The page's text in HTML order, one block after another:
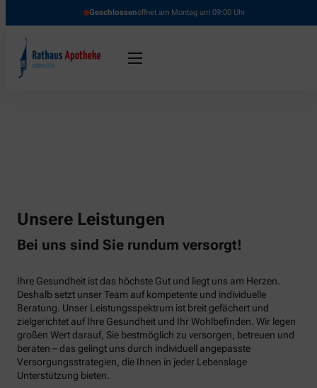
Geschlossenöffnet am Montag um 09:00 Uhr
Unsere Leistungen
Bei uns sind Sie rundum versorgt!
Ihre Gesundheit ist das höchste Gut und liegt uns am Herzen.
Deshalb setzt unser Team auf kompetente und individuelle
Beratung. Unser Leistungsspektrum ist breit gefächert und
zielgerichtet auf Ihre Gesundheit und Ihr Wohlbefinden. Wir legen
großen Wert darauf, Sie bestmöglich zu versorgen, betreuen und
beraten – das gelingt uns durch individuell angepasste
Versorgungsstrategien, die Ihnen in jeder Lebenslage
Unterstützung bieten.